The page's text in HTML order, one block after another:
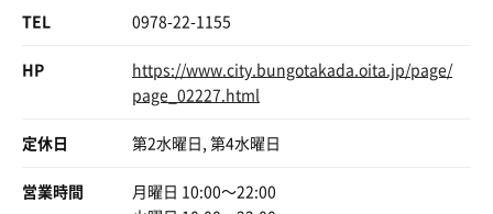
TEL 0978-22-1155
HP
https://www.city.bungotakada.oita.jp/page/
page_02227.html
定休日 第2水曜日, 第4水曜日
営業時間
月曜日 10:00〜22:00